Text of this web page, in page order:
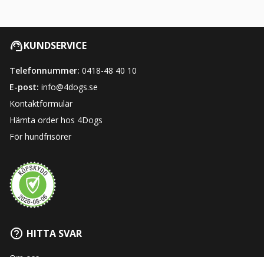
KUNDSERVICE
Telefonnummer: 0418-48 40 10
E-post: info@4dogs.se
Kontaktformulär
Hämta order hos 4Dogs
För hundfrisörer
HITTA SVAR